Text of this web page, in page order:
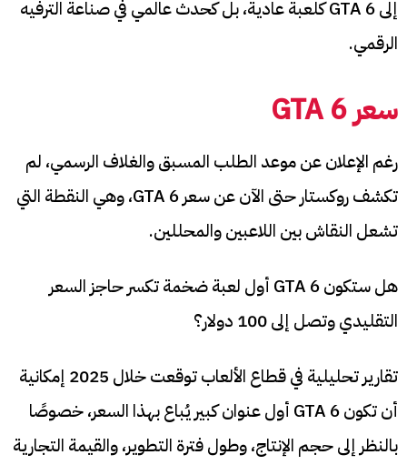
إلى GTA 6 كلعبة عادية، بل كحدث عالمي في صناعة الترفيه
الرقمي.
سعر GTA 6
رغم الإعلان عن موعد الطلب المسبق والغلاف الرسمي، لم
تكشف روكستار حتى الآن عن سعر GTA 6، وهي النقطة التي
تشعل النقاش بين اللاعبين والمحللين.
هل ستكون GTA 6 أول لعبة ضخمة تكسر حاجز السعر
التقليدي وتصل إلى 100 دولار؟
تقارير تحليلية في قطاع الألعاب توقعت خلال 2025 إمكانية
أن تكون GTA 6 أول عنوان كبير يُباع بهذا السعر، خصوصًا
بالنظر إلى حجم الإنتاج، وطول فترة التطوير، والقيمة التجارية